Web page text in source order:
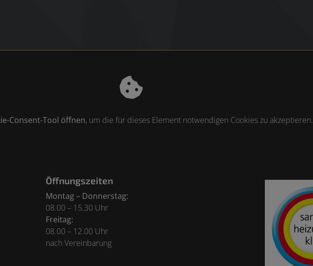
Consent-Tool öffnen, um die für dieses Element notwendigen Cookies zu akzeptieren.
Öffnungszeiten
Montag – Donnerstag:
08.00 – 15.30 Uhr
Freitag:
08.00 – 12.00 Uhr
nach Vereinbarung